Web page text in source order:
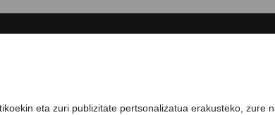
eta zuri publizitate pertsonalizatua erakusteko, zure